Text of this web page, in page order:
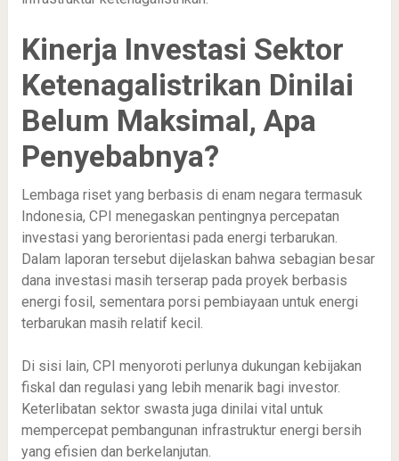
Kinerja Investasi Sektor
Ketenagalistrikan Dinilai
Belum Maksimal, Apa
Penyebabnya?
Lembaga riset yang berbasis di enam negara termasuk
Indonesia, CPI menegaskan pentingnya percepatan
investasi yang berorientasi pada energi terbarukan.
Dalam laporan tersebut dijelaskan bahwa sebagian besar
dana investasi masih terserap pada proyek berbasis
energi fosil, sementara porsi pembiayaan untuk energi
terbarukan masih relatif kecil.
Di sisi lain, CPI menyoroti perlunya dukungan kebijakan
fiskal dan regulasi yang lebih menarik bagi investor.
Keterlibatan sektor swasta juga dinilai vital untuk
mempercepat pembangunan infrastruktur energi bersih
yang efisien dan berkelanjutan.